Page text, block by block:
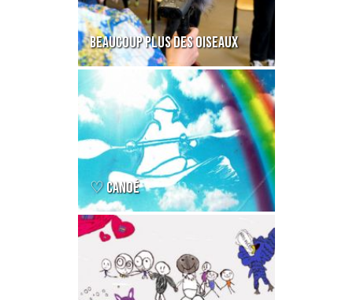
BEAUCOUP PLUS DES OISEAUX
♡ CANOÉ